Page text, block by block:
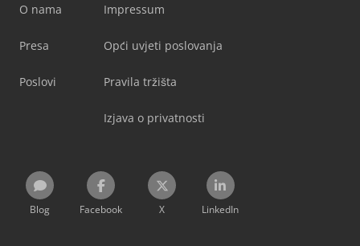
O nama
Presa
Poslovi
Impressum
Opći uvjeti poslovanja
Pravila tržišta
Izjava o privatnosti
Blog Facebook X LinkedIn